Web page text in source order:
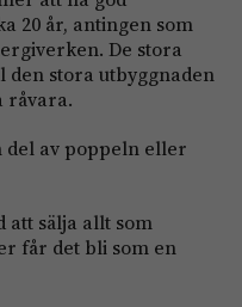
20 år, antingen som
De stora
den stora utbyggnaden
råvara.
del av poppeln eller
att sälja allt som
får det bli som en